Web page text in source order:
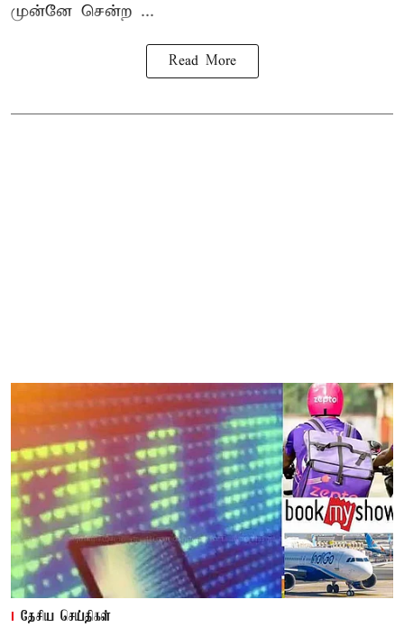
முன்னே சென்ற ...
Read More
தேசிய செய்திகள்